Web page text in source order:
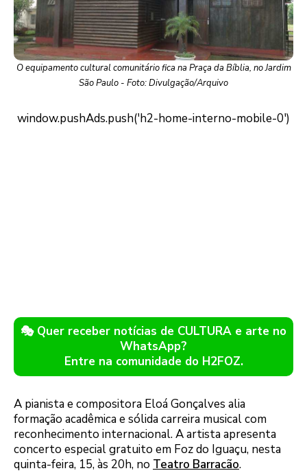
O equipamento cultural comunitário fica na Praça da Bíblia, no Jardim
São Paulo - Foto: Divulgação/Arquivo
🎭 Quer receber notícias de CULTURA e arte no
WhatsApp?
Entre na comunidade do H2FOZ.
A pianista e compositora Eloá Gonçalves alia
formação acadêmica e sólida carreira musical com
reconhecimento internacional. A artista apresenta
concerto especial gratuito em Foz do Iguaçu, nesta
quinta-feira, 15, às 20h, no Teatro Barracão.